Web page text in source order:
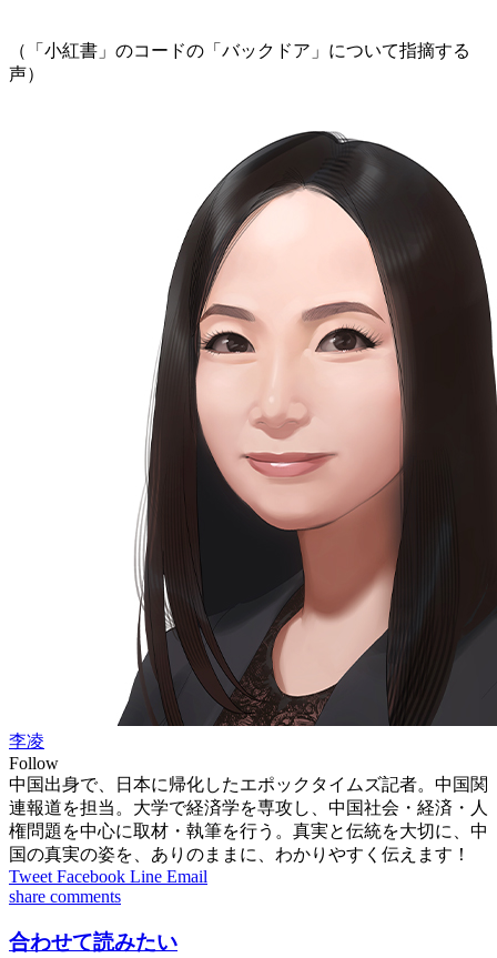
（「小紅書」のコードの「バックドア」について指摘する
声）
李凌
Follow
中国出身で、日本に帰化したエポックタイムズ記者。中国関
連報道を担当。大学で経済学を専攻し、中国社会・経済・人
権問題を中心に取材・執筆を行う。真実と伝統を大切に、中
国の真実の姿を、ありのままに、わかりやすく伝えます！
Tweet Facebook Line Email
share comments
合わせて読みたい